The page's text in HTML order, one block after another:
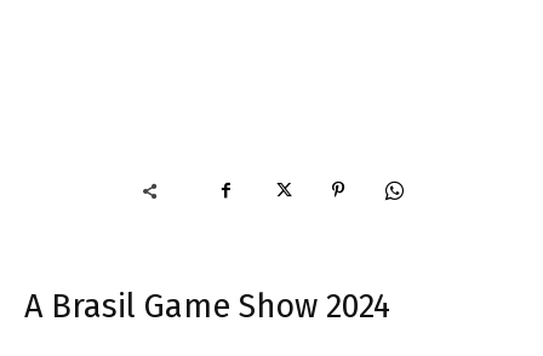
A Brasil Game Show 2024